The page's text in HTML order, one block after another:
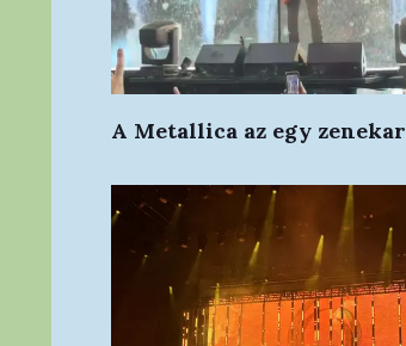
A Metallica az egy zenekar